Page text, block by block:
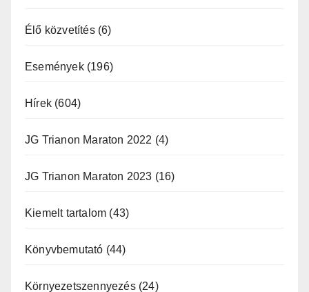
Élő közvetítés(6)
Események(196)
Hírek (604)
JG Trianon Maraton 2022 (4)
JG Trianon Maraton 2023 (16)
Kiemelt tartalom (43)
Könyvbemutató (44)
Környezetszennyezés(24)